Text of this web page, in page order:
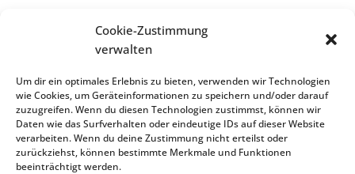
Cookie-Zustimmung
verwalten
Um dir ein optimales Erlebnis zu bieten, verwenden wir Technologien
wie Cookies, um Geräteinformationen zu speichern und/oder darauf
zuzugreifen. Wenn du diesen Technologien zustimmst, können wir
Daten wie das Surfverhalten oder eindeutige IDs auf dieser Website
verarbeiten. Wenn du deine Zustimmung nicht erteilst oder
zurückziehst, können bestimmte Merkmale und Funktionen
beeinträchtigt werden.
Eventmanager | 06.09.2024
März
24
März
28
Besuch einer polni­schen Schüler­grup­pe aus unserer
Partner­schu­le in Danzig! Unsere gastge­ben­de und die zu
Besuch kommen­de polni­sche Schüler­grup­pe haben
während der Besuchs­wo­che ein separa­tes Unter­richts- und
Besuchsprogramm.